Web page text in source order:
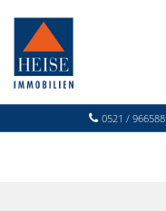
0521 / 966588